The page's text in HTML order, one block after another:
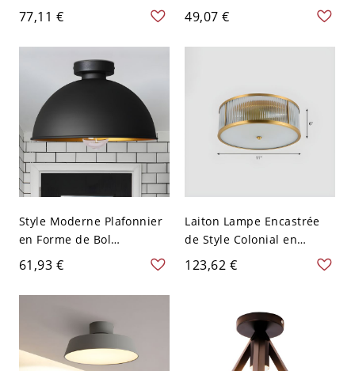
de Plafond à Abat-Jour en
Verre de Sphère - Or 110
V-120 V Blanc Laiteux
77,11 €
ampoule unique en métal
noir avec bordure
festonnée
49,07 €
Style Moderne Plafonnier
en Forme de Bol
Métallique à 1 Ampoule
Luminaire Affleurant pour
Cuisine - 110 V-120 V Noir
61,93 €
Laiton Lampe Encastrée
de Style Colonial en
Forme de Tambour en
Métal Plafonnier avec
- 110 V-120 V 2 Laiton
123,62 €